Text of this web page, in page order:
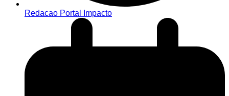
Redacao Portal Impacto